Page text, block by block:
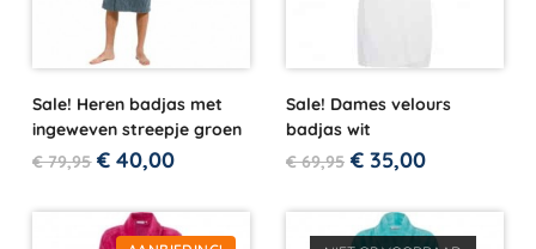
Sale! Heren badjas met
ingeweven streepje groen
€79,95 € 40,00
Sale! Dames velours
badjas wit
€69,95 € 35,00